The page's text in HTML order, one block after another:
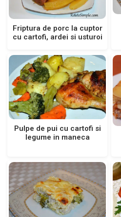
Friptura de porc la cuptor
cu cartofi, ardei si usturoi
Pulpe de pui cu cartofi si
legume in maneca